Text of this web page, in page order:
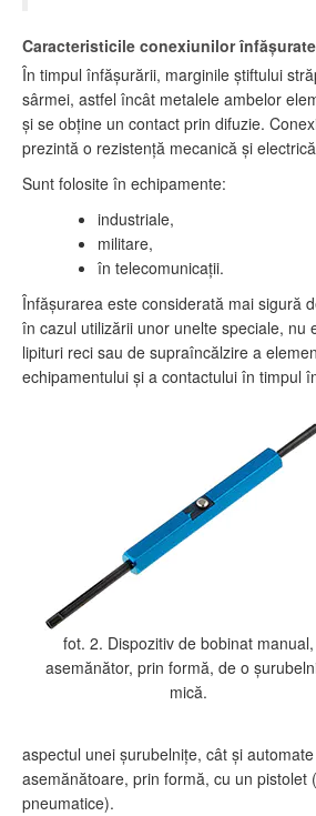
Caracteristicile conexiunilor înfăşurate
În timpul înfăşurării, marginile ştiftului
sârmei, astfel încât metalele ambelor
şi se obţine un contact prin difuzie.
prezintă o rezistenţă mecanică şi
Sunt folosite în echipamente:
industriale,
militare,
în telecomunicaţii.
Înfăşurarea este considerată mai sigură
în cazul utilizării unor unelte speciale, nu
lipituri reci sau de supraîncălzire a
echipamentului şi a contactului în timpul
fot. 2. Dispozitiv de bobinat manual,
asemănător, prin formă, de o
mică.
aspectul unei şurubelniţe, cât şi
asemănătoare, prin formă, cu un pistolet
pneumatice).